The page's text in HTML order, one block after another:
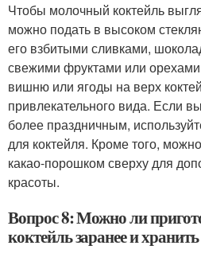
Чтобы молочный коктейль
можно подать в высоком
его взбитыми сливками,
свежими фруктами или
вишню или ягоды на верх
привлекательного вида. Если
более праздничным,
для коктейля. Кроме того,
какао-порошком сверху для
красоты.
Вопрос 8: Можно ли
коктейль заранее и